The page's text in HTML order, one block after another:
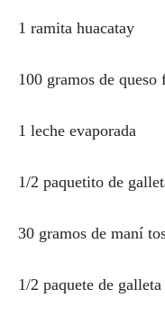
1 ramita huacatay
100 gramos de queso
1 leche evaporada
1/2 paquetito de
30 gramos de maní
1/2 paquete de galleta